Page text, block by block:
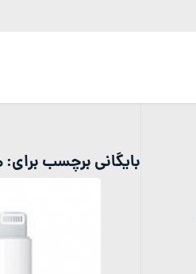
بایگانی برچسب برای: